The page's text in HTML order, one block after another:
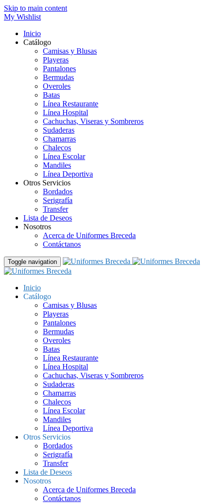
Skip to main content
My Wishlist
Inicio
Catálogo
Camisas y Blusas
Playeras
Pantalones
Bermudas
Overoles
Batas
Línea Restaurante
Línea Hospital
Cachuchas, Viseras y Sombreros
Sudaderas
Chamarras
Chalecos
Línea Escolar
Mandiles
Línea Deportiva
Otros Servicios
Bordados
Serigrafía
Transfer
Lista de Deseos
Nosotros
Acerca de Uniformes Breceda
Contáctanos
Toggle navigation
Inicio
Catálogo
Camisas y Blusas
Playeras
Pantalones
Bermudas
Overoles
Batas
Línea Restaurante
Línea Hospital
Cachuchas, Viseras y Sombreros
Sudaderas
Chamarras
Chalecos
Línea Escolar
Mandiles
Línea Deportiva
Otros Servicios
Bordados
Serigrafía
Transfer
Lista de Deseos
Nosotros
Acerca de Uniformes Breceda
Contáctanos